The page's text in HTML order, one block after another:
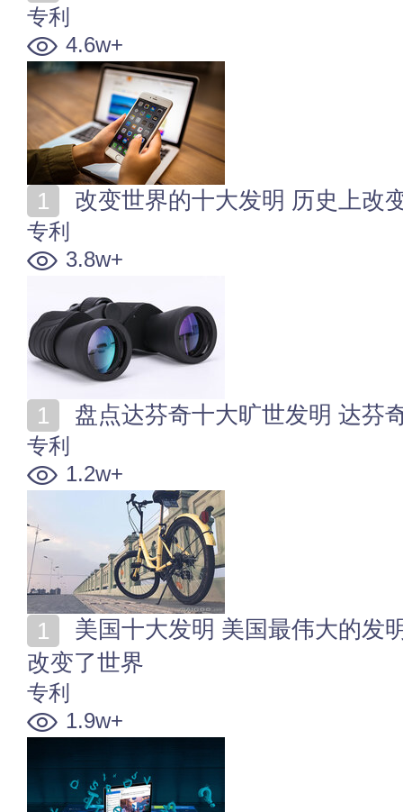
专利
4.6w+
改变世界的十大发明 历史上改
专利
3.8w+
盘点达芬奇十大旷世发明 达芬
专利
1.2w+
改变了世界
专利
1.9w+